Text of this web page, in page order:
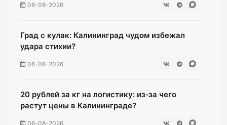
06-08-2026
Град с кулак: Калининград чудом избежал
удара стихии?
06-08-2026
20 рублей за кг на логистику: из‑за чего
растут цены в Калининграде?
06-08-2026